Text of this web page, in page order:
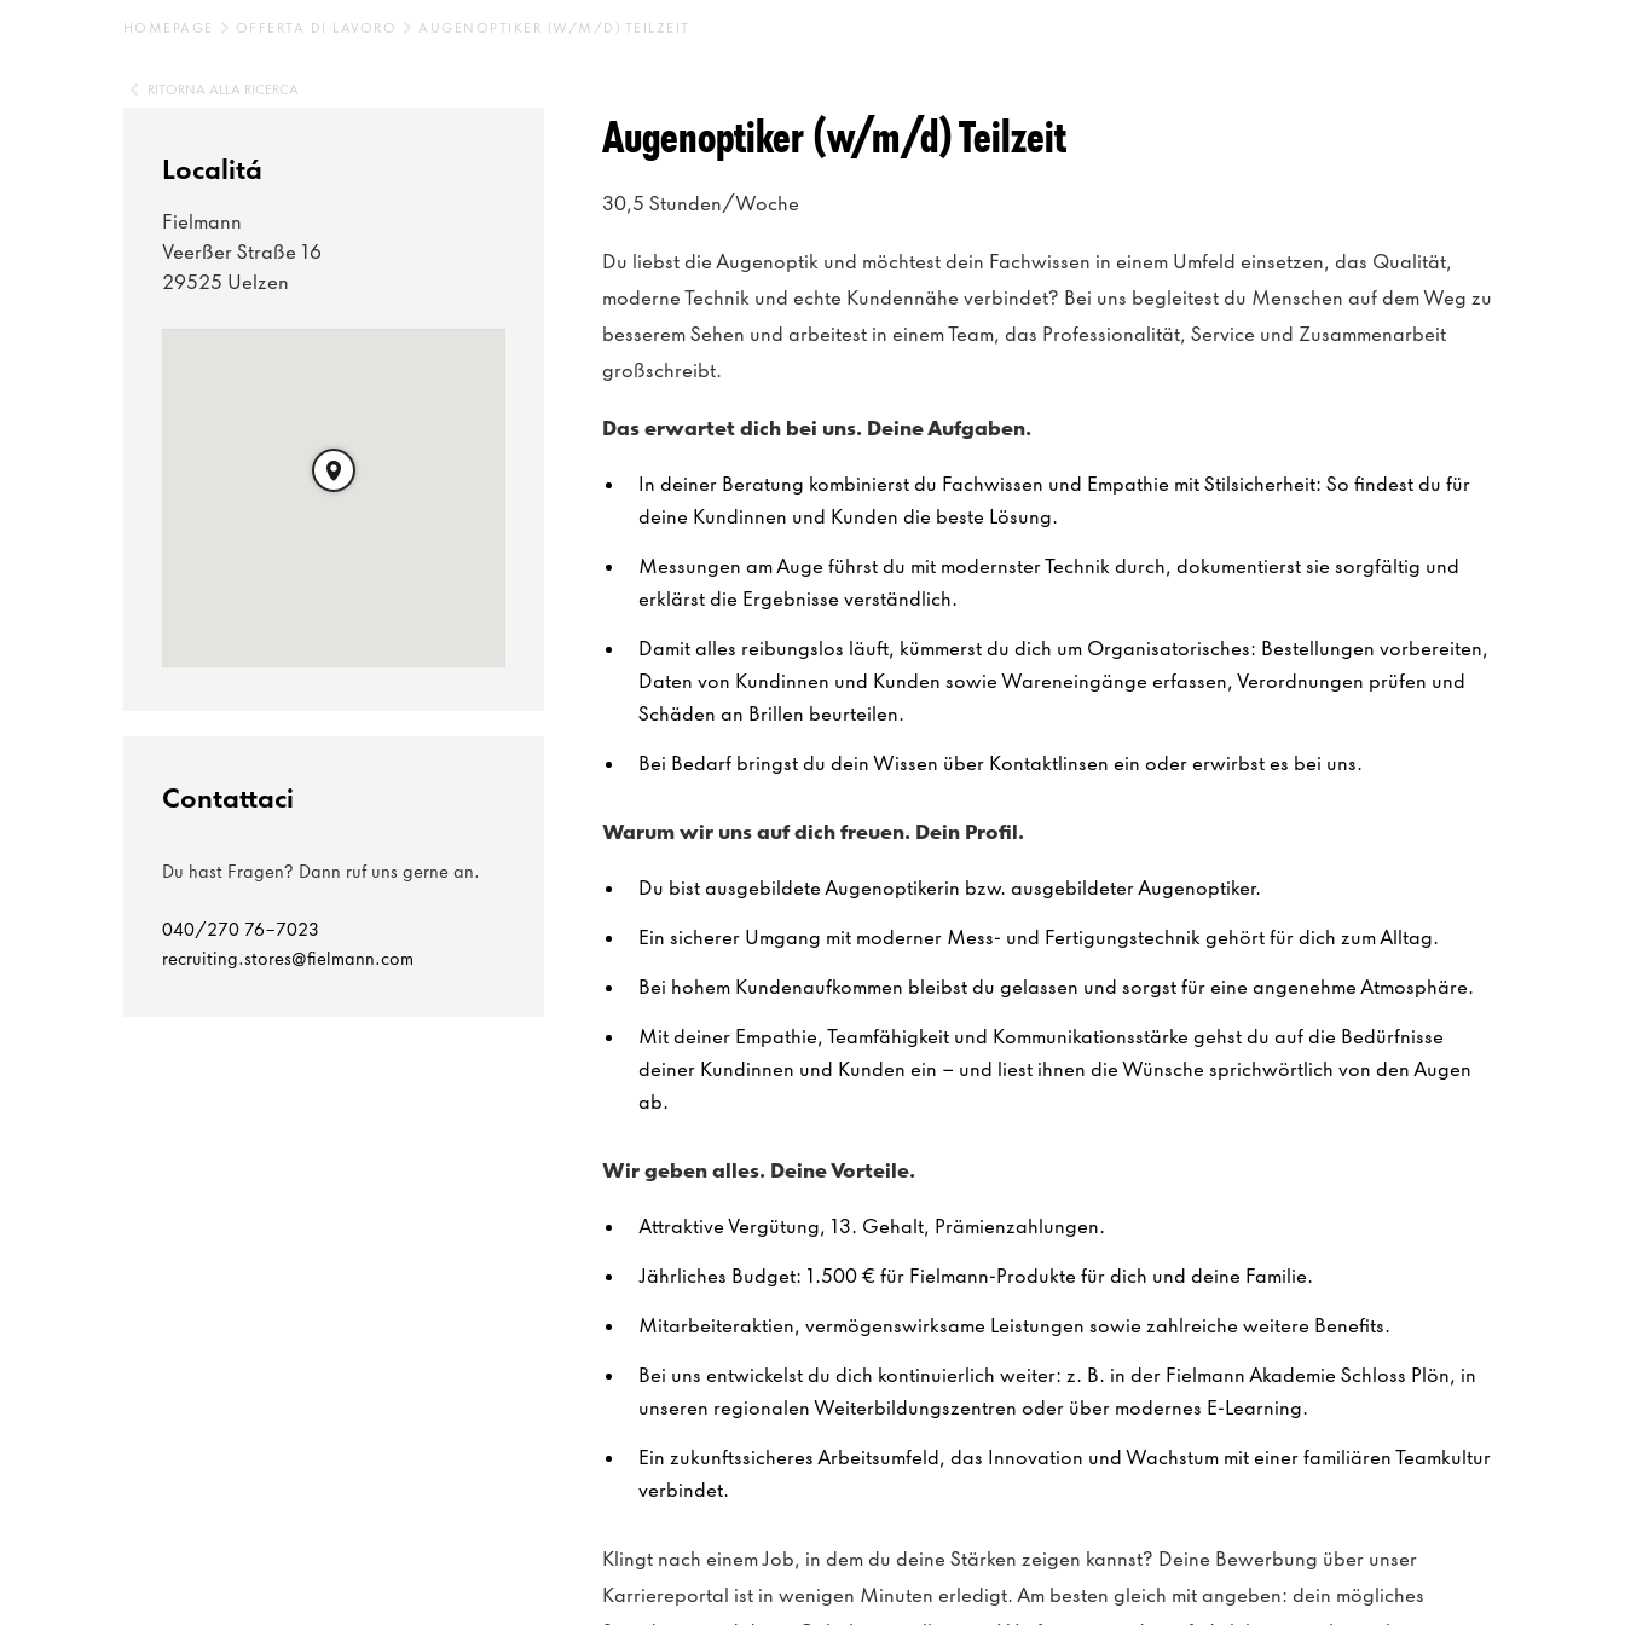
HOMEPAGE OFFERTA DI LAVORO AUGENOPTIKER (W/M/D) TEILZEIT
RITORNA ALLA RICERCA
Augenoptiker (w/m/d) Teilzeit
30,5 Stunden/Woche
Du liebst die Augenoptik und möchtest dein Fachwissen in einem Umfeld einsetzen, das Qualität,
moderne Technik und echte Kundennähe verbindet? Bei uns begleitest du Menschen auf dem Weg zu
besserem Sehen und arbeitest in einem Team, das Professionalität, Service und Zusammenarbeit
großschreibt.
Das erwartet dich bei uns. Deine Aufgaben.
In deiner Beratung kombinierst du Fachwissen und Empathie mit Stilsicherheit: So findest du für
deine Kundinnen und Kunden die beste Lösung.
Messungen am Auge führst du mit modernster Technik durch, dokumentierst sie sorgfältig und
erklärst die Ergebnisse verständlich.
Damit alles reibungslos läuft, kümmerst du dich um Organisatorisches: Bestellungen vorbereiten,
Daten von Kundinnen und Kunden sowie Wareneingänge erfassen, Verordnungen prüfen und
Schäden an Brillen beurteilen.
Bei Bedarf bringst du dein Wissen über Kontaktlinsen ein oder erwirbst es bei uns.
Warum wir uns auf dich freuen. Dein Profil.
Du bist ausgebildete Augenoptikerin bzw. ausgebildeter Augenoptiker.
Ein sicherer Umgang mit moderner Mess- und Fertigungstechnik gehört für dich zum Alltag.
Bei hohem Kundenaufkommen bleibst du gelassen und sorgst für eine angenehme Atmosphäre.
Mit deiner Empathie, Teamfähigkeit und Kommunikationsstärke gehst du auf die Bedürfnisse
deiner Kundinnen und Kunden ein – und liest ihnen die Wünsche sprichwörtlich von den Augen
ab.
Wir geben alles. Deine Vorteile.
Attraktive Vergütung, 13. Gehalt, Prämienzahlungen.
Jährliches Budget: 1.500 € für Fielmann-Produkte für dich und deine Familie.
Mitarbeiteraktien, vermögenswirksame Leistungen sowie zahlreiche weitere Benefits.
Bei uns entwickelst du dich kontinuierlich weiter: z. B. in der Fielmann Akademie Schloss Plön, in
unseren regionalen Weiterbildungszentren oder über modernes E-Learning.
Ein zukunftssicheres Arbeitsumfeld, das Innovation und Wachstum mit einer familiären Teamkultur
verbindet.
Klingt nach einem Job, in dem du deine Stärken zeigen kannst? Deine Bewerbung über unser
Karriereportal ist in wenigen Minuten erledigt. Am besten gleich mit angeben: dein mögliches
Localitá
Fielmann
Veerßer Straße 16
29525 Uelzen
Contattaci
Du hast Fragen? Dann ruf uns gerne an.
040/270 76-7023
recruiting.stores@fielmann.com